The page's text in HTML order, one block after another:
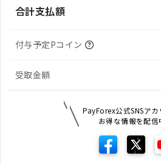
合計支払額
付与予定Pコイン
受取金額
PayForex公式SNSア
お得な情報を配信